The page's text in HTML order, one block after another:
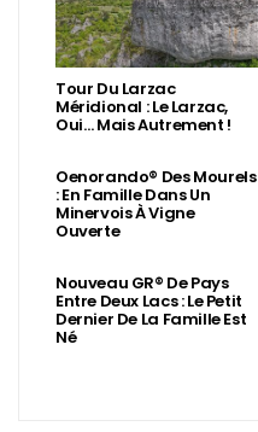
Tour Du Larzac
Méridional : Le Larzac,
Oui… Mais Autrement !
Oenorando® Des Mourels
: En Famille Dans Un
Minervois À Vigne
Ouverte
Nouveau GR® De Pays
Entre Deux Lacs : Le Petit
Dernier De La Famille Est
Né